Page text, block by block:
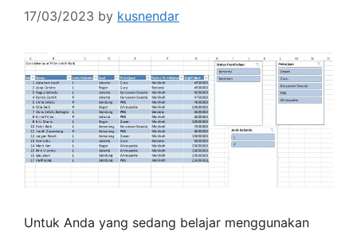
17/03/2023 by kusnendar
Untuk Anda yang sedang belajar menggunakan